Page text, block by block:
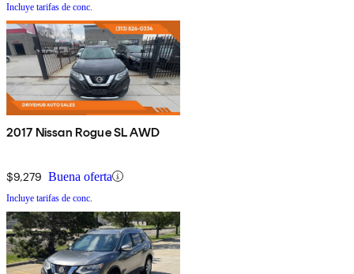
Incluye tarifas de conc.
2017 Nissan Rogue SL AWD
$9,279 Buena oferta
Incluye tarifas de conc.